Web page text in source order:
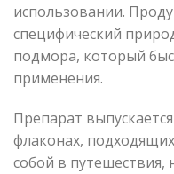
использовании.
специфический
подмора, который
применения.
Препарат
флаконах,
собой в путешествия,